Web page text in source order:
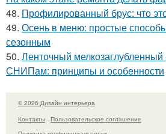
48. Профилированный брус: что
49. Осень в меню: простые
сезонным
50. Ленточный
СНИПам: принципы и особенности
© 2026 Дизайн интерьера
Контакты
Пользовательское соглашение